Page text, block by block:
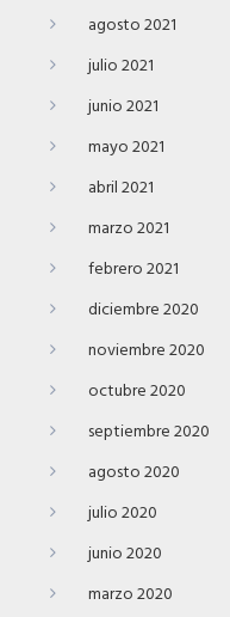
agosto 2021
julio 2021
junio 2021
mayo 2021
abril 2021
marzo 2021
febrero 2021
diciembre 2020
noviembre 2020
octubre 2020
septiembre 2020
agosto 2020
julio 2020
junio 2020
marzo 2020